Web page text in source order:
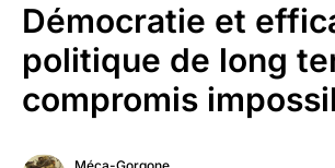
Démocratie et
politique de long
compromis